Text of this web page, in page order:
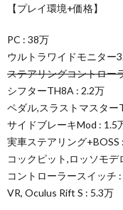
【プレイ環境+価格】
PC : 38万
ウルトラワイドモニター
ステアリングコントロー
シフターTH8A : 2.2万
ペダル,スラストマスター
サイドブレーキMod : 1.5
実車ステアリング+BOSS
コックピット,ロッソモ
コントローラースイッチ
VR, Oculus Rift S : 5.3万